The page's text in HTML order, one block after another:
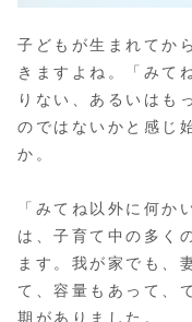
子どもが生まれてか
きますよね。「みて
りない、あるいはも
のではないかと感じ
か。
「みてね以外に何か
は、子育て中の多く
ます。我が家でも、
て、容量もあって、
期がありました。